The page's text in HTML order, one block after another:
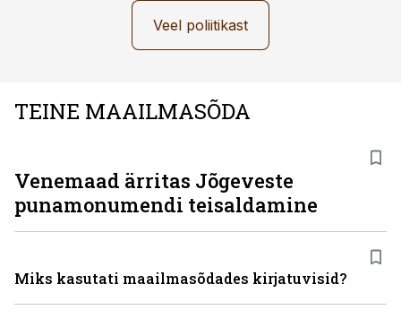
Veel poliitikast
TEINE MAAILMASÕDA
Venemaad ärritas Jõgeveste
punamonumendi teisaldamine
Miks kasutati maailmasõdades kirjatuvisid?